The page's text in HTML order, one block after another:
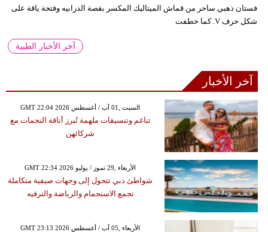
فستان ذهبي ساحر من قماش الميتاليك المكسر بقصة الدرابيه وفتحة ياقة على
شكل حرف V. كما خطفت
آخر الأخبار الطبية
آخر الأخبار
GMT 22:04 2026 السبت ,01 آب / أغسطس
تناغم وتنسيقات ملهمة تُبرز أناقة النجمات مع
شركائهن
GMT 22:34 2026 الأربعاء ,29 تموز / يوليو
شواطئ دبي تتحول إلى وجهات صيفية متكاملة
تجمع الاستجمام والرياضة والترفيه
GMT 23:13 2026 الأربعاء ,05 آب / أغسطس